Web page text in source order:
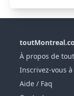
À propos de
Inscrivez-vous
Aide / Faq